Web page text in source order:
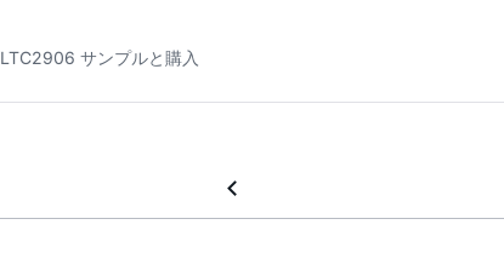
LTC2906 サンプルと購入